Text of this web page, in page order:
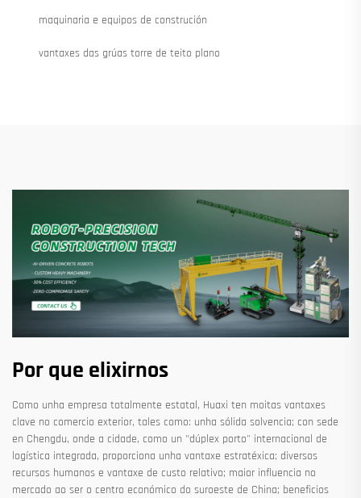
maquinaria e equipos de construción
vantaxes das grúas torre de teito plano
Por que elixirnos
Como unha empresa totalmente estatal, Huaxi ten moitas vantaxes
clave no comercio exterior, tales como: unha sólida solvencia; con sede
en Chengdu, onde a cidade, como un "dúplex porto" internacional de
logística integrada, proporciona unha vantaxe estratéxica; diversos
recursos humanos e vantaxe de custo relativo; maior influencia no
mercado ao ser o centro económico do suroeste de China; beneficios